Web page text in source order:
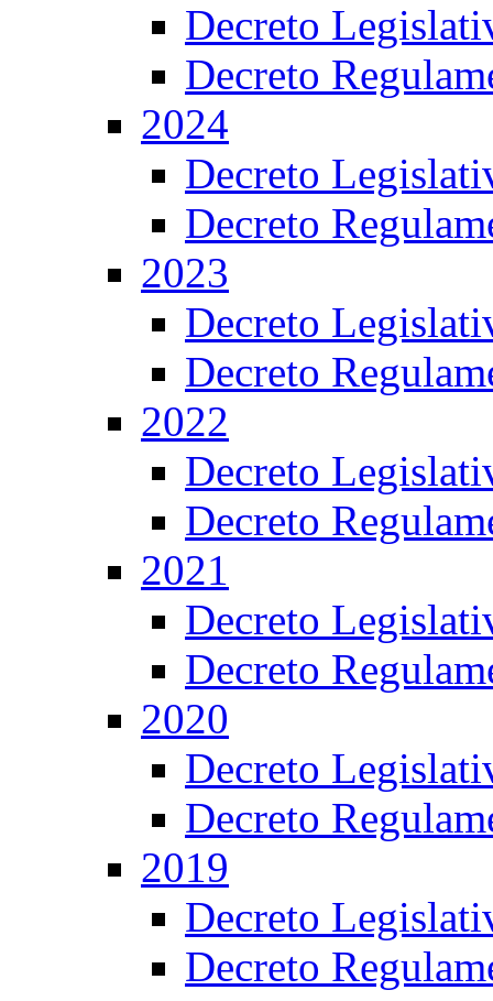
Decreto
Decreto
2024
Decreto
Decreto
2023
Decreto
Decreto
2022
Decreto
Decreto
2021
Decreto
Decreto
2020
Decreto
Decreto
2019
Decreto
Decreto